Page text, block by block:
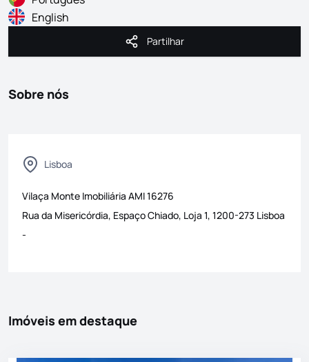
English
Partilhar
Partilhar
Sobre nós
Lisboa
Vilaça Monte Imobiliária AMI16276
Rua da Misericórdia, Espaço Chiado, Loja 1, 1200-273 Lisboa
-
Imóveis em destaque